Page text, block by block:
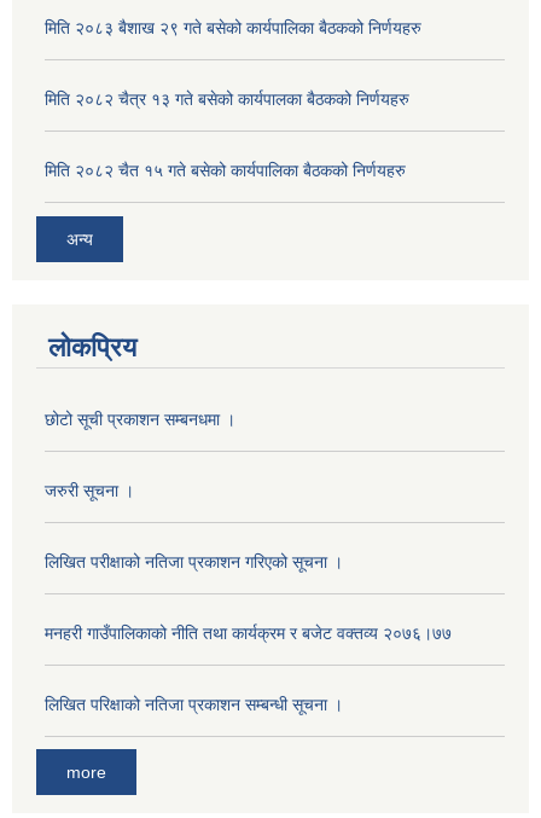
मिति २०८३ बैशाख २९ गते बसेको कार्यपालिका बैठकको निर्णयहरु
मिति २०८२ चैत्र १३ गते बसेको कार्यपालका बैठकको निर्णयहरु
मिति २०८२ चैत १५ गते बसेको कार्यपालिका बैठकको निर्णयहरु
अन्य
लोकप्रिय
छोटो सूची प्रकाशन सम्बनधमा ।
जरुरी सूचना ।
लिखित परीक्षाको नतिजा प्रकाशन गरिएको सूचना ।
मनहरी गाउँपालिकाको नीति तथा कार्यक्रम र बजेट वक्तव्य २०७६।७७
लिखित परिक्षाको नतिजा प्रकाशन सम्बन्धी सूचना ।
more